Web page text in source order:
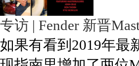
专访 | Fender 新晋
如果有看到2019年最